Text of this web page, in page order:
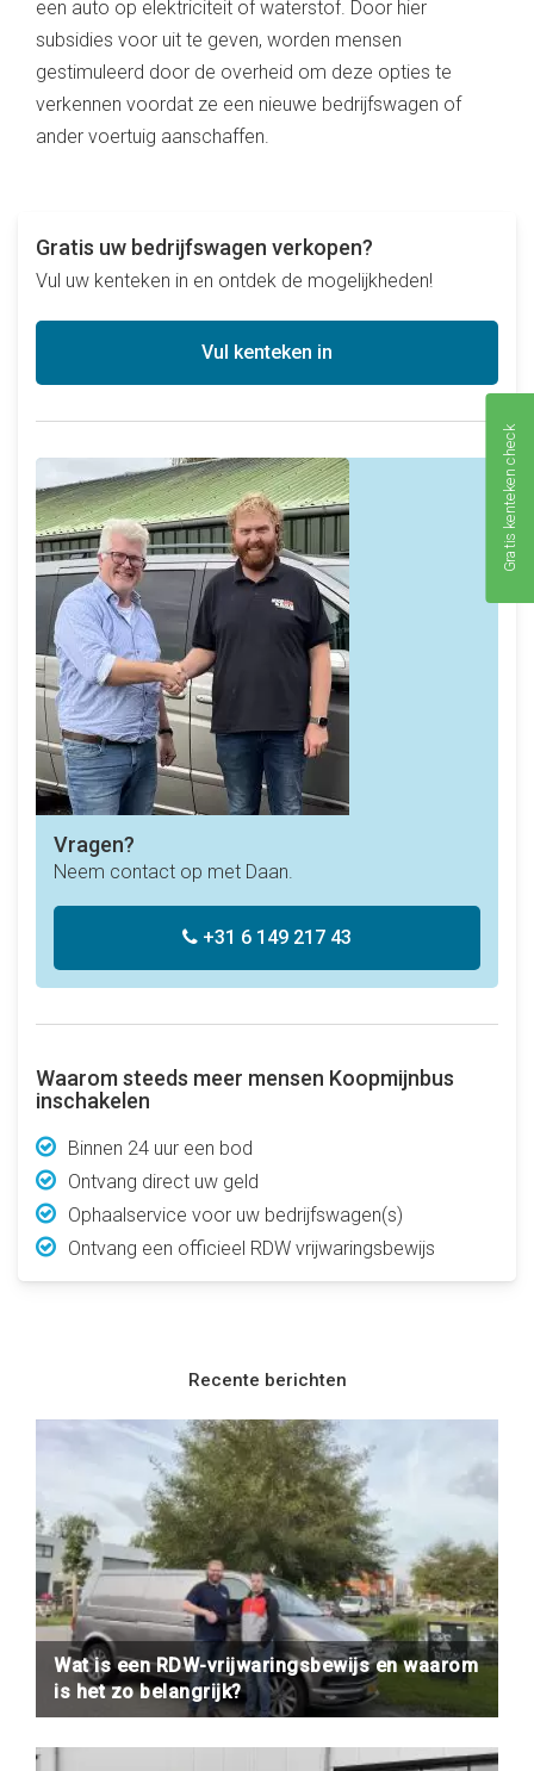
een auto op elektriciteit of waterstof. Door hier
subsidies voor uit te geven, worden mensen
gestimuleerd door de overheid om deze opties te
verkennen voordat ze een nieuwe bedrijfswagen of
ander voertuig aanschaffen.
Gratis uw bedrijfswagen verkopen?
Vul uw kenteken in en ontdek de mogelijkheden!
Vul kenteken in
Vragen?
Neem contact op met Daan.
+31 6 149 217 43
Waarom steeds meer mensen Koopmijnbus
inschakelen
Binnen 24 uur een bod
Ontvang direct uw geld
Ophaalservice voor uw bedrijfswagen(s)
Ontvang een officieel RDW vrijwaringsbewijs
Recente berichten
Wat is een RDW-vrijwaringsbewijs en waarom
is het zo belangrijk?
Gratis kenteken check